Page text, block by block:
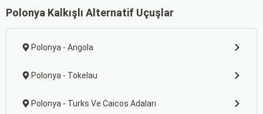
Polonya Kalkışlı Alternatif Uçuşlar
Polonya - Angola
Polonya - Tokelau
Polonya - Turks Ve Caicos Adaları